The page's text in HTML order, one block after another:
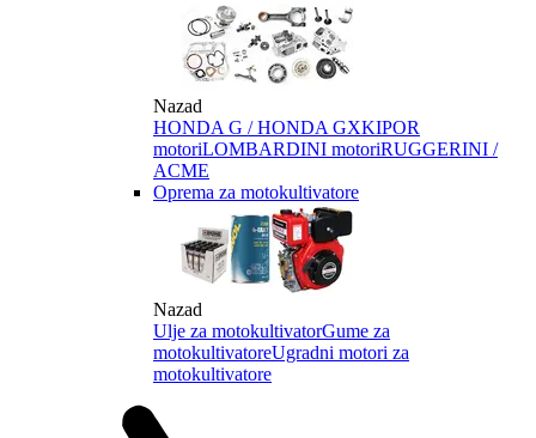
Nazad
HONDA G / HONDA GXKIPOR
motoriLOMBARDINI motoriRUGGERINI /
ACME
Oprema za motokultivatore
Nazad
Ulje za motokultivatorGume za
motokultivatoreUgradni motori za
motokultivatore